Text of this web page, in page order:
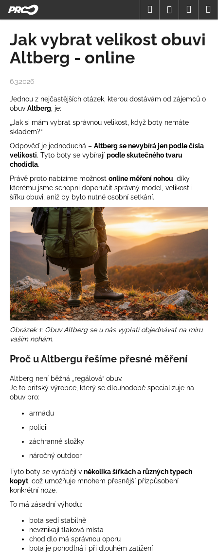
obsah
HledatPřihlášení
Jak vybrat velikost obuvi
Altberg - online
6.3.2026
Jednou z nejčastějších otázek, kterou dostávám od zájemců o
obuv Altberg , je:
„Jak si mám vybrat správnou velikost, když boty nemáte
skladem?“
Odpověď je jednoduchá – Altberg se nevybírá jen podle čísla
velikosti. Tyto boty se vybírají podle skutečného tvaru
chodidla.
Právě proto nabízíme možnost online měření nohou , díky
kterému jsme schopni doporučit správný model, velikost i
šířku obuvi, aniž by bylo nutné osobní setkání.
Obrázek 1: Obuv Altberg se u nás vyplatí objednávat na míru
vašim nohám.
Proč u Altbergu řešíme přesné měření
Altberg není běžná „regálová“ obuv.
Je to britský výrobce, který se dlouhodobě specializuje na
obuv pro:
armádu
policii
záchranné složky
náročný outdoor
Tyto boty se vyrábějí v několika šířkách a různých typech
kopyt , což umožňuje mnohem přesnější přizpůsobení
konkrétní noze.
To má zásadní výhodu:
bota sedí stabilně
nevznikají tlaková místa
chodidlo má správnou oporu
bota je pohodlná i při dlouhém zatížení
o
C
o
p
t
e
b
u
j
e
t
e
n
a
j
?
HLEDAT
D
o
p
e
m
e
TĚSTOVINY
SÝROVOU
OMÁČKOU